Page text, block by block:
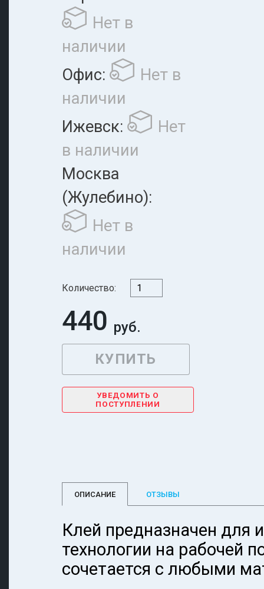
Нет в
наличии
Офис:
Нет в
наличии
Ижевск:
Нет
в наличии
Москва
(Жулебино):
Нет в
наличии
Количество:
440
УВЕДОМИТЬ О
ПОСТУПЛЕНИИ
ОПИСАНИЕ ОТЗЫВЫ
Клей предназначен для
технологии на рабочей
сочетается с любыми